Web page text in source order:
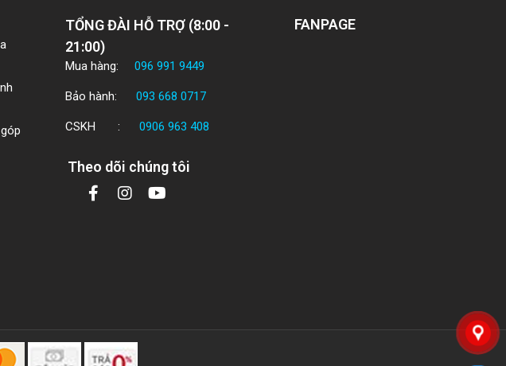
TỔNG ĐÀI HỖ TRỢ (8:00 -
21:00)
Mua hàng: 096 991 9449
Bảo hành: 093 668 0717
CSKH : 0906 963 408
Theo dõi chúng tôi
FANPAGE